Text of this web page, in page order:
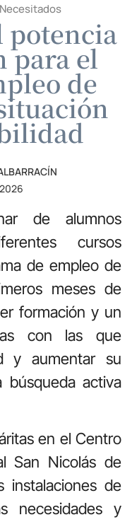
potencia
para el
de
de alumnos
cursos
de empleo de
meses de
formación y un
con las que
y aumentar su
búsqueda activa
en el Centro
San Nicolás de
instalaciones de
necesidades y